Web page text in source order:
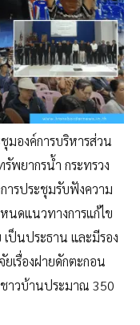
องค์การบริหารส่วน
พยากรน้ำ กระทรวง
ารประชุมรับฟังความ
ดแนวทางการแก้ไข
ป็นประธาน และมีรอง
เรื่องฝายดักตะกอน
าวบ้านประมาณ 350